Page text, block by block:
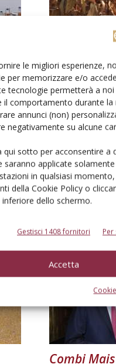
le migliori esperienze,
per memorizzare e/o
tecnologie permetterà a
il comportamento durante la
annunci (non)
negativamente su alcune
qui sotto per acconsentire
saranno applicate
in qualsiasi
della Cookie Policy o
dello schermo.
Gestisci 1408 fornitori
Accetta
DiOttavio Repetti 10
Combi
DiFrancesco Bartolozzi
Combi